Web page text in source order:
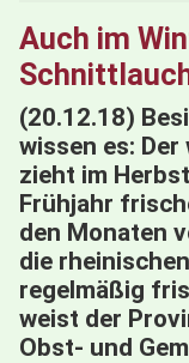
Auch im
(20.12.18)
wissen es:
zieht im
Frühjahr
den Monaten
die
regelmäßig
weist der
Obst- und